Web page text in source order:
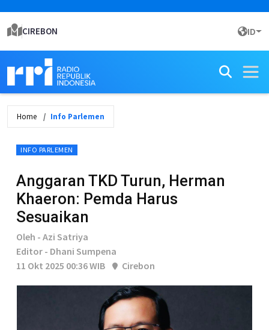
CIREBON ID
Home Info Parlemen
INFO PARLEMEN
Anggaran TKD Turun, Herman
Khaeron: Pemda Harus
Sesuaikan
Oleh - Azi Satriya
Editor - Dhani Sumpena
11 Okt 2025 00:36 WIB
Cirebon